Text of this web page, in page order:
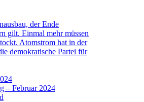
der Ende
gilt. Einmal mehr müssen
Atomstrom hat in der
demokratische Partei für
– Februar 2024